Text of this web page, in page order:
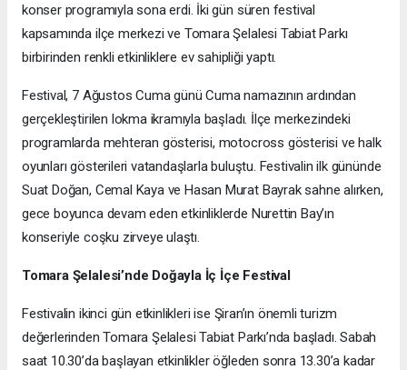
konser programıyla sona erdi. İki gün süren festival
kapsamında ilçe merkezi ve Tomara Şelalesi Tabiat Parkı
birbirinden renkli etkinliklere ev sahipliği yaptı.
Festival, 7 Ağustos Cuma günü Cuma namazının ardından
gerçekleştirilen lokma ikramıyla başladı. İlçe merkezindeki
programlarda mehteran gösterisi, motocross gösterisi ve halk
oyunları gösterileri vatandaşlarla buluştu. Festivalin ilk gününde
Suat Doğan, Cemal Kaya ve Hasan Murat Bayrak sahne alırken,
gece boyunca devam eden etkinliklerde Nurettin Bay’ın
konseriyle coşku zirveye ulaştı.
Tomara Şelalesi’nde Doğayla İç İçe Festival
Festivalin ikinci gün etkinlikleri ise Şiran’ın önemli turizm
değerlerinden Tomara Şelalesi Tabiat Parkı’nda başladı. Sabah
saat 10.30’da başlayan etkinlikler öğleden sonra 13.30’a kadar